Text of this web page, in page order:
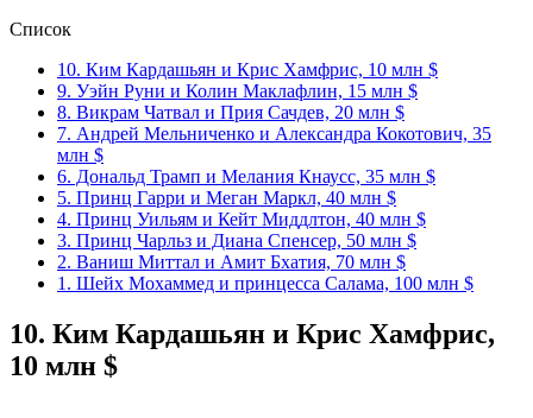
Список
10. Ким Кардашьян и Крис Хамфрис, 10 млн $
9. Уэйн Руни и Колин Маклафлин, 15 млн $
8. Викрам Чатвал и Прия Сачдев, 20 млн $
7. Андрей Мельниченко и Александра Кокотович, 35
млн $
6. Дональд Трамп и Мелания Кнаусс, 35 млн $
5. Принц Гарри и Меган Маркл, 40 млн $
4. Принц Уильям и Кейт Миддлтон, 40 млн $
3. Принц Чарльз и Диана Спенсер, 50 млн $
2. Ваниш Миттал и Амит Бхатия, 70 млн $
1. Шейх Мохаммед и принцесса Салама, 100 млн $
10. Ким Кардашьян и Крис Хамфрис,
10 млн $